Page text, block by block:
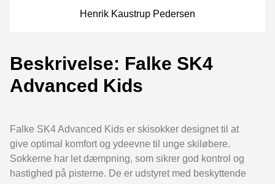
Henrik Kaustrup Pedersen
Beskrivelse: Falke SK4
Advanced Kids
Falke SK4 Advanced Kids er skisokker designet til at
give optimal komfort og ydeevne til unge skiløbere.
Sokkerne har let dæmpning, som sikrer god kontrol og
hastighed på pisterne. De er udstyret med beskyttende